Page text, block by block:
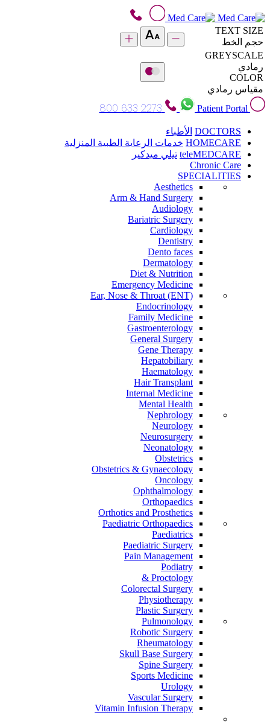
TEXT SIZE
حجم الخط
GREYSCALE
رمادي
COLOR
مقياس رمادي
Patient Portal
800 633 2273
DOCTORS الأطباء
HOMECARE خدمات الرعاية الطبية المنزلية
teleMEDCARE تيلي ميدكير
Chronic Care
SPECIALITIES
Aesthetics
Arm & Hand Surgery
Audiology
Bariatric Surgery
Cardiology
Dentistry
Dento faces
Dermatology
Diet & Nutrition
Emergency Medicine
Ear, Nose & Throat (ENT)
Endocrinology
Family Medicine
Gastroenterology
General Surgery
Gene Therapy
Hepatobiliary
Haematology
Hair Transplant
Internal Medicine
Mental Health
Nephrology
Neurology
Neurosurgery
Neonatology
Obstetrics
Obstetrics & Gynaecology
Oncology
Ophthalmology
Orthopaedics
Orthotics and Prosthetics
Paediatric Orthopaedics
Paediatrics
Paediatric Surgery
Pain Management
Podiatry
Proctology &
Colorectal Surgery
Physiotherapy
Plastic Surgery
Pulmonology
Robotic Surgery
Rheumatology
Skull Base Surgery
Spine Surgery
Sports Medicine
Urology
Vascular Surgery
Vitamin Infusion Therapy